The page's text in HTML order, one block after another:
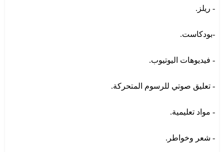
- ريلز.
-بودكاست.
- فيديوهات اليوتيوب.
- تعليق صوتي للرسوم المتحركة.
- مواد تعليمية.
- شعر وخواطر.